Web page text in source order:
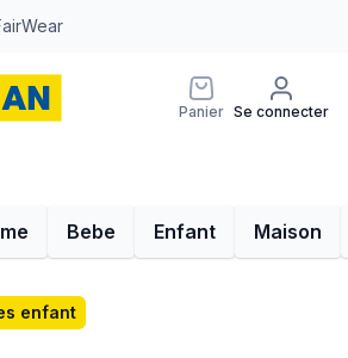
Panier Se connecter
Bebe Enfant Maison
enfant